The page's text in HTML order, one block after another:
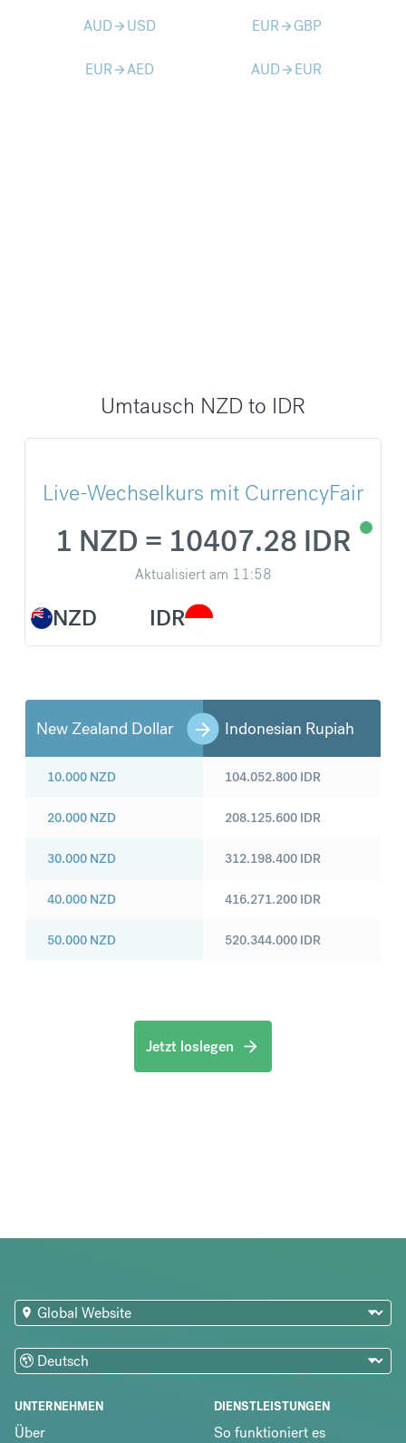
AUDarrow_forward USD EURarrow_forward GBP
EURarrow_forwardAED AUDarrow_forward EUR
Umtausch NZD to IDR
Live-Wechselkurs mit CurrencyFair
NZD
1 NZD = 10407.28 IDR
Aktualisiert am 11:58
IDR
New Zealand Dollar Indonesian Rupiah
10.000 NZD
20.000 NZD
30.000 NZD
40.000 NZD
50.000 NZD
104.052.800 IDR
208.125.600 IDR
312.198.400 IDR
416.271.200 IDR
520.344.000 IDR
Jetzt loslegen
UNTERNEHMEN
Über
DIENSTLEISTUNGEN
So funktioniert es